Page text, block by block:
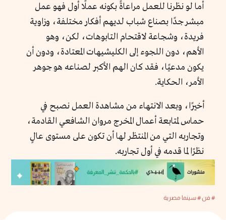
أما لو نظرنا للعمل مراعاةً بكونه عملًا أول فهو عمل
مبشر جدًا بصناع شباب لديهم أفكار مختلفة، وزاوية
فريدة، وشجاعة لاقتحام التابوهات، لكن، وهو
الأهم، دون اللجوء إلى الكليشيهات المعتادة، ودون أن
يكون مدعيًا، فقد كان الهم الأكبر لصناعه هو جوهر
الأمر، الحكاية.
أخيرًا، وبعد الانتهاء من مشاهدة العمل نصبح في
حماس لمتابعة أعمال المخرج مروان الشافعي القادمة،
وتجاربه التي من المنتظر لها أن تكون على مستوى عالٍ
نظرًا لما قدمه في أول تجاربه.
# فن# سينما مصرية